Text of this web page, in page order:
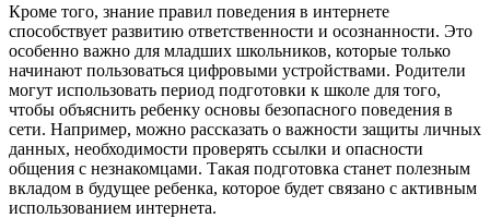
Кроме того, знание правил поведения в интернете
способствует развитию ответственности и осознанности. Это
особенно важно для младших школьников, которые только
начинают пользоваться цифровыми устройствами. Родители
могут использовать период подготовки к школе для того,
чтобы объяснить ребенку основы безопасного поведения в
сети. Например, можно рассказать о важности защиты личных
данных, необходимости проверять ссылки и опасности
общения с незнакомцами. Такая подготовка станет полезным
вкладом в будущее ребенка, которое будет связано с активным
использованием интернета.